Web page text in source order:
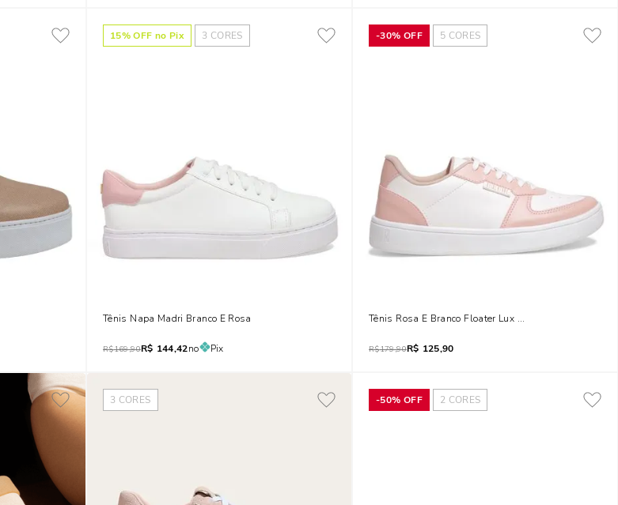
15% OFF no Pix 3 CORES
Tênis Napa Madri Branco E Rosa
R$169,90R$ 144,42no Pix
-30% OFF 5 CORES
Tênis Rosa E Branco Floater Lux Recortes
R$179,90R$ 125,90
3 CORES -50% OFF 2 CORES